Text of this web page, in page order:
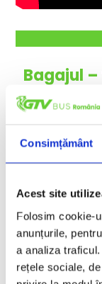
Consimțământ
Acest site
Folosim cookie-
anunțurile,
a analiza
rețele sociale,
Bagajul